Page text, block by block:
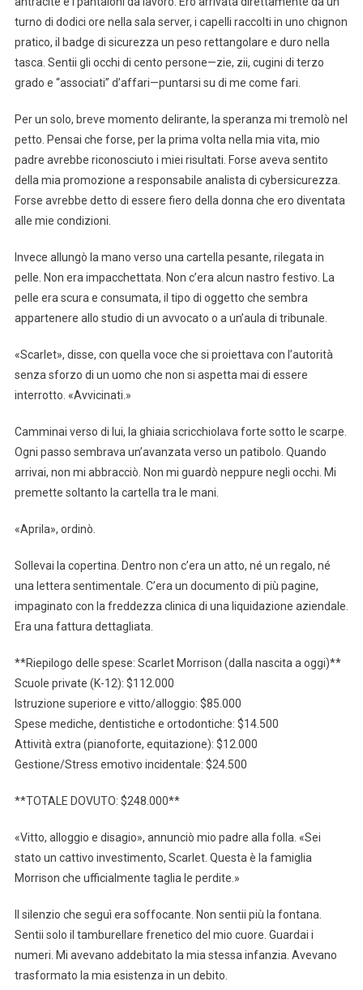
turno di dodici ore nella sala server, i capelli raccolti in uno chignon
pratico, il badge di sicurezza un peso rettangolare e duro nella
tasca. Sentii gli occhi di cento persone—zie, zii, cugini di terzo
grado e “associati” d’affari—puntarsi su di me come fari.
Per un solo, breve momento delirante, la speranza mi tremolò nel
petto. Pensai che forse, per la prima volta nella mia vita, mio
padre avrebbe riconosciuto i miei risultati. Forse aveva sentito
della mia promozione a responsabile analista di cybersicurezza.
Forse avrebbe detto di essere fiero della donna che ero diventata
alle mie condizioni.
Invece allungò la mano verso una cartella pesante, rilegata in
pelle. Non era impacchettata. Non c’era alcun nastro festivo. La
pelle era scura e consumata, il tipo di oggetto che sembra
appartenere allo studio di un avvocato o a un’aula di tribunale.
«Scarlet», disse, con quella voce che si proiettava con l’autorità
senza sforzo di un uomo che non si aspetta mai di essere
interrotto. «Avvicinati.»
Camminai verso di lui, la ghiaia scricchiolava forte sotto le scarpe.
Ogni passo sembrava un’avanzata verso un patibolo. Quando
arrivai, non mi abbracciò. Non mi guardò neppure negli occhi. Mi
premette soltanto la cartella tra le mani.
«Aprila», ordinò.
Sollevai la copertina. Dentro non c’era un atto, né un regalo, né
una lettera sentimentale. C’era un documento di più pagine,
impaginato con la freddezza clinica di una liquidazione aziendale.
Era una fattura dettagliata.
**Riepilogo delle spese: Scarlet Morrison (dalla nascita a oggi)**
Scuole private (K-12): $112.000
Istruzione superiore e vitto/alloggio: $85.000
Spese mediche, dentistiche e ortodontiche: $14.500
Attività extra (pianoforte, equitazione): $12.000
Gestione/Stress emotivo incidentale: $24.500
**TOTALE DOVUTO: $248.000**
«Vitto, alloggio e disagio», annunciò mio padre alla folla. «Sei
stato un cattivo investimento, Scarlet. Questa è la famiglia
Morrison che ufficialmente taglia le perdite.»
Il silenzio che seguì era soffocante. Non sentii più la fontana.
Sentii solo il tamburellare frenetico del mio cuore. Guardai i
numeri. Mi avevano addebitato la mia stessa infanzia. Avevano
trasformato la mia esistenza in un debito.